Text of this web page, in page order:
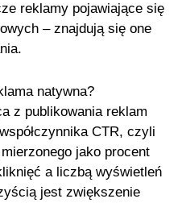
reklamy pojawiające się
– znajdują się one
natywna?
z publikowania reklam
CTR, czyli
jako procent
a liczbą wyświetleń
jest zwiększenie